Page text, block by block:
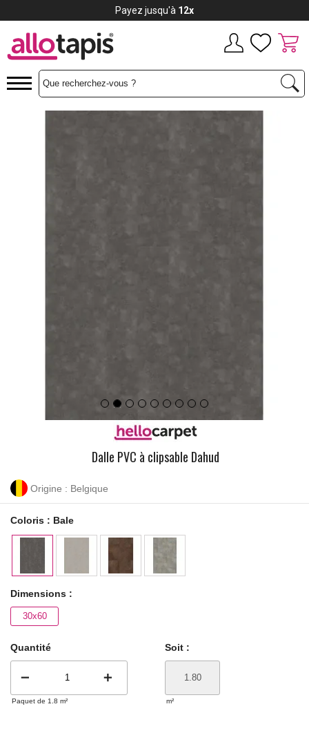
Dalle PVC à clipsable Dahud
Origine : Belgique
Coloris : Bale
Dimensions :
30x60
Quantité
remove add
Paquet de 1.8 m²
Soit :
m²
Payez jusqu'à 12x